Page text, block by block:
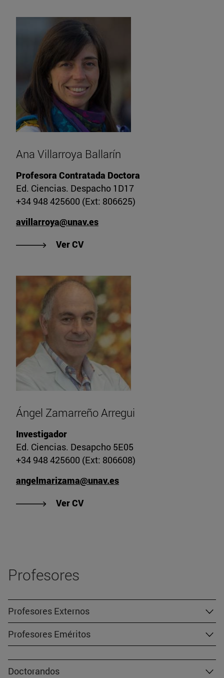
Ana Villarroya Ballarín
Profesora Contratada Doctora
Ed. Ciencias. Despacho 1D17
+34 948 425600 (Ext: 806625)
avillarroya@unav.es
Ver CV"Ver CV de Ana Villarroya Ballarín"
Ángel Zamarreño Arregui
Investigador
Ed. Ciencias. Desapcho 5E05
+34 948 425600 (Ext: 806608)
angelmarizama@unav.es
Ver CV"Ver CV de Ángel Zamarreño
Profesores
Profesores Externos
Profesores Eméritos
Doctorandos